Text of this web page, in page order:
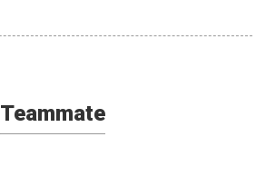
Teammate